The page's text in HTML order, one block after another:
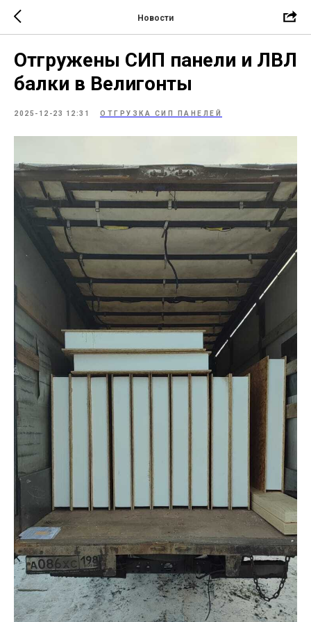
Новости
Отгружены СИП панели и ЛВЛ
балки в Велигонты
2025-12-23 12:31 ОТГРУЗКА СИП ПАНЕЛЕЙ